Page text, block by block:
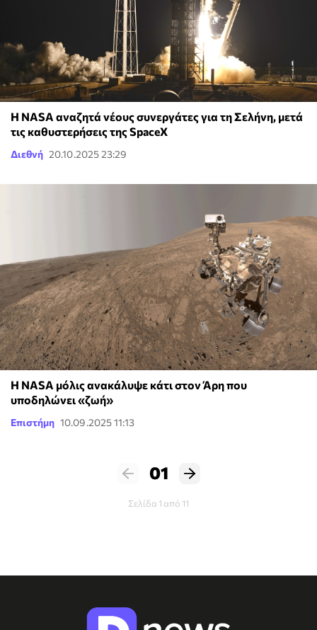
Η NASA αναζητά νέους συνεργάτες για τη Σελήνη, μετά
τις καθυστερήσεις της SpaceX
Διεθνή 20.10.2025 23:29
Η NASA μόλις ανακάλυψε κάτι στον Άρη που
υποδηλώνει «ζωή»
Επιστήμη 10.09.2025 11:13
01
Σελίδα 1 από 11